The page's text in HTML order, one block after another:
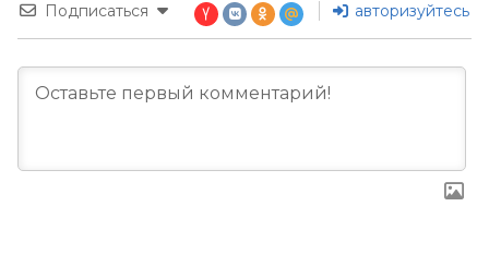
Подписаться авторизуйтесь